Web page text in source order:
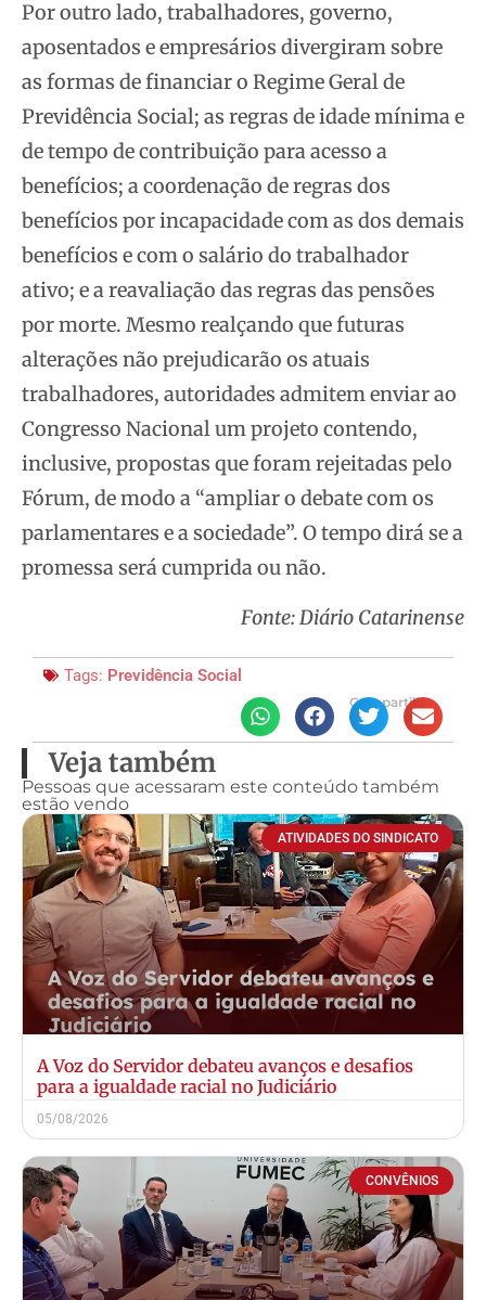
Por outro lado, trabalhadores, governo,
aposentados e empresários divergiram sobre
as formas de financiar o Regime Geral de
Previdência Social; as regras de idade mínima e
de tempo de contribuição para acesso a
benefícios; a coordenação de regras dos
benefícios por incapacidade com as dos demais
benefícios e com o salário do trabalhador
ativo; e a reavaliação das regras das pensões
por morte. Mesmo realçando que futuras
alterações não prejudicarão os atuais
trabalhadores, autoridades admitem enviar ao
Congresso Nacional um projeto contendo,
inclusive, propostas que foram rejeitadas pelo
Fórum, de modo a “ampliar o debate com os
parlamentares e a sociedade”. O tempo dirá se a
promessa será cumprida ou não.
Fonte: Diário Catarinense
Tags: Previdência Social
Compartilhe
Veja também
Pessoas que acessaram este conteúdo também
estão vendo
ATIVIDADES DO SINDICATO
A Voz do Servidor debateu avanços e desafios
para a igualdade racial no Judiciário
05/08/2026
CONVÊNIOS